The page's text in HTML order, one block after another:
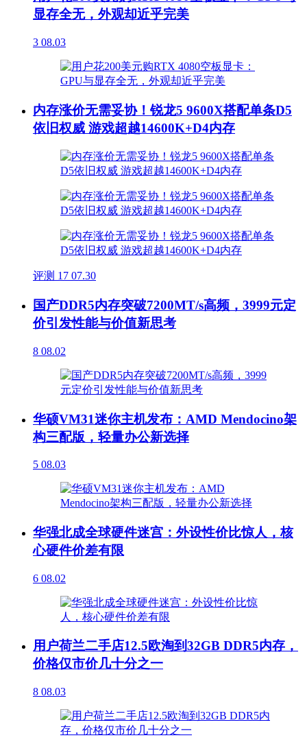
显存全无，外观却近乎完美
3 08.03
内存涨价无需妥协！锐龙5 9600X搭配单条D5
依旧权威 游戏超越14600K+D4内存
评测 17 07.30
国产DDR5内存突破7200MT/s高频，3999元定
价引发性能与价值新思考
8 08.02
华硕VM31迷你主机发布：AMD Mendocino架
构三配版，轻量办公新选择
5 08.03
华强北成全球硬件迷宫：外设性价比惊人，核
心硬件价差有限
6 08.02
用户荷兰二手店12.5欧淘到32GB DDR5内存，
价格仅市价几十分之一
8 08.03